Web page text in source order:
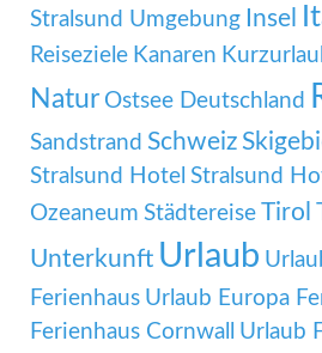
Stralsund Umgebung Insel
Reiseziele Kanaren
Natur Ostsee Deutschland
Sandstrand Schweiz
Stralsund Hotel Stralsund
Ozeaneum Städtereise Tirol
Unterkunft Urlaub
Ferienhaus Urlaub Europa
Ferienhaus Cornwall
Urlaub